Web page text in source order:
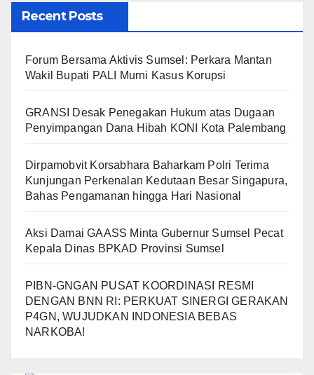
Recent Posts
Forum Bersama Aktivis Sumsel: Perkara Mantan
Wakil Bupati PALI Murni Kasus Korupsi
GRANSI Desak Penegakan Hukum atas Dugaan
Penyimpangan Dana Hibah KONI Kota Palembang
Dirpamobvit Korsabhara Baharkam Polri Terima
Kunjungan Perkenalan Kedutaan Besar Singapura,
Bahas Pengamanan hingga Hari Nasional
Aksi Damai GAASS Minta Gubernur Sumsel Pecat
Kepala Dinas BPKAD Provinsi Sumsel
PIBN-GNGAN PUSAT KOORDINASI RESMI
DENGAN BNN RI: PERKUAT SINERGI GERAKAN
P4GN, WUJUDKAN INDONESIA BEBAS
NARKOBA!